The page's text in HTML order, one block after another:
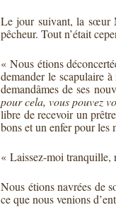
Le jour suivant, la sœur
pêcheur. Tout n’était
« Nous étions
demander le scapulaire
demandâmes de ses
pour cela, vous pouvez
libre de recevoir un
bons et un enfer pour les
« Laissez-moi tranquille,
Nous étions navrées de
ce que nous venions